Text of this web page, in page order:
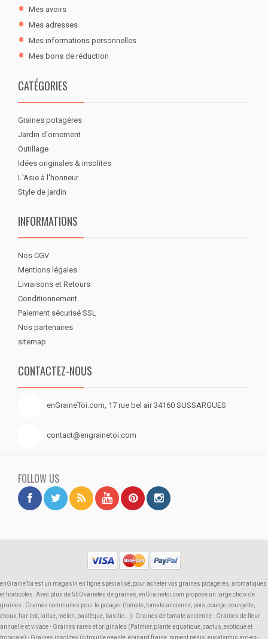
Mes avoirs
Mes adresses
Mes informations personnelles
Mes bons de réduction
CATÉGORIES
Graines potagères
Jardin d'ornement
Outillage
Idées originales & insolites
L'Asie à l'honneur
Style de jardin
INFORMATIONS
Nos CGV
Mentions légales
Livraisons et Retours
Conditionnement
Paiement sécurisé SSL
Nos partenaires
sitemap
CONTACTEZ-NOUS
enGraineToi.com, 17 rue bel air 34160 SUSSARGUES
contact@engrainetoi.com
FOLLOW US
enGraineToi est un magasin en ligne spécialisé, pour acheter vos graines potagères, aromatiques
et horticoles. Avec plus de 550 variétés de graines, enGrainetoi.com propose un large choix de
graines : Graines communes pour le potager (tomate, tomate ancienne, pois, courge, courgette,
choux, haricot, laitue, melon, pastèque, basilic...)- Graines de tomate ancienne - Graines de fleur
annuelle et vivace - Graines rares et originales (Palmier, plante aquatique, cactus, exotique et
tropicale) - Graines insolites (citrouille géante, épinard fraise, piment pénis, eucalyptus arc-en-